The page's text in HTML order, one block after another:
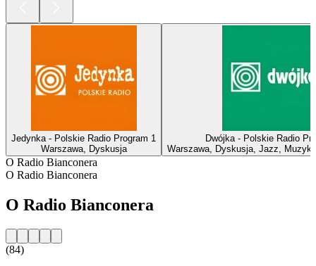
Jedynka - Polskie Radio Program 1
Warszawa, Dyskusja
Dwójka - Polskie Radio
Warszawa, Dyskusja, Jazz,
O Radio Bianconera
O Radio Bianconera
O Radio Bianconera
(84)